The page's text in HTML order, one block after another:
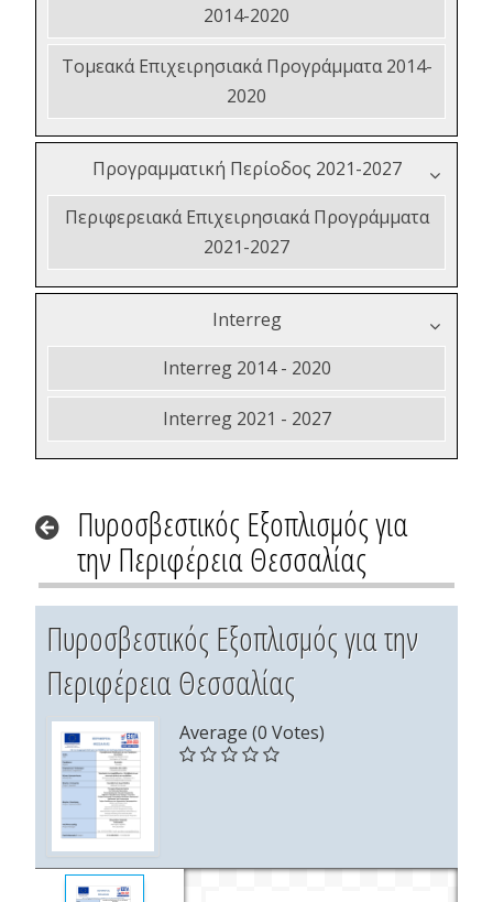
2014-2020
Τομεακά Επιχειρησιακά Προγράμματα 2014-
2020
Προγραμματική Περίοδος 2021-2027
Περιφερειακά Επιχειρησιακά Προγράμματα
2021-2027
Interreg
Interreg 2014 - 2020
Interreg 2021 - 2027
Πυροσβεστικός Εξοπλισμός για
την Περιφέρεια Θεσσαλίας
Πυροσβεστικός Εξοπλισμός για την
Περιφέρεια Θεσσαλίας
Average (0 Votes)